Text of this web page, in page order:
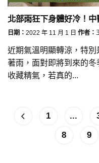
北部雨狂下身體好冷！
日期： 2022 年 11 月 1 日 作者：
近期氣溫明顯轉涼，特
著雨，面對即將到來的
收藏精氣，若真的...
1 ...
8
9